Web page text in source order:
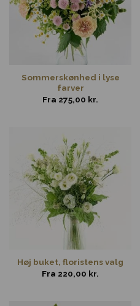
Sommerskønhed i lyse
farver
Fra 275,00 kr.
Høj buket, floristens valg
Fra 220,00 kr.